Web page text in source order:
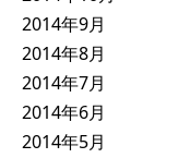
2014年9月
2014年8月
2014年7月
2014年6月
2014年5月